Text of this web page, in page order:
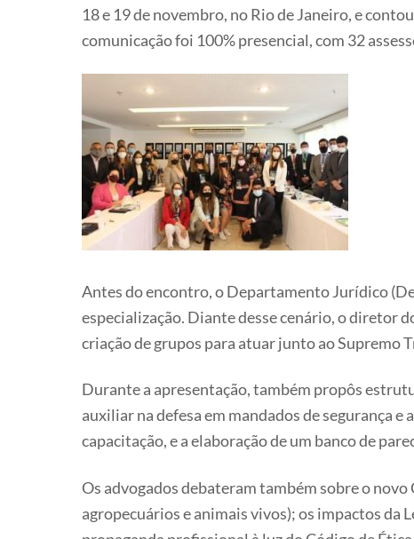
18 e 19 de novembro, no Rio de Janeiro, e
comunicação foi 100% presencial, com 32
Antes do encontro, o Departamento Jurídico
especialização. Diante desse cenário, o diretor
criação de grupos para atuar junto ao Supremo
Durante a apresentação, também propôs
auxiliar na defesa em mandados de segurança
capacitação, e a elaboração de um banco de
Os advogados debateram também sobre o
agropecuários e animais vivos); os impactos da